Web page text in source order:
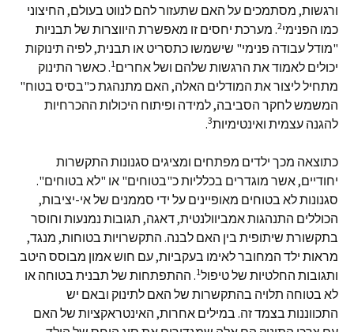
ורגשות, מסתמכים על האם שתעזור להם לנווט בעולם, החיצוני
כמו הפנימי2. מערכת יחסים זו מאפשרת היווצרות של תבניות
"מודל עבודה פנימי" שישמשו כתסריט או תבנית, לפיה תינוקות
יכולים לאמוד את הרגשות שלהם ושל אחרים1. כאשר התינוק
מתחיל ליצור את המודלים האלה, האם מתנהגת כ"בסיס בטוח"
המשמש לחקר הסביבה, למידה ופיתוח היכולות ההכרחיות
להגנה עצמית ואינטימיות3
.
כתוצאה מכך ילדים מפתחים ומציגים סגנונות התקשרות
יחודיים, אשר מוגדרים בכלליות כ"בטוחים" או "לא בטוחים".
סגנונות לא בטוחים מאופיינים על ידי סממנים של אי-יציבות,
הכוללים התנהגות אמביוולנטית, דאגה, תגובות נמנעות וחוסר
בתקשורת שיתופית בין האם לבנה. התקשרויות בטוחות, מנגד,
מראות ילד המחובר לאימו בעקביות, עם חוש אמון מבוסס היטב
ותגובות החלטיות של טיפול1. ההתפתחות של תבנית בטוחה או
לא בטוחה תלויה בהתקשרות של האם לתינוק ובאם יש
התכווננות בצמד זה. במילים אחרות, האינטראקציות של האם